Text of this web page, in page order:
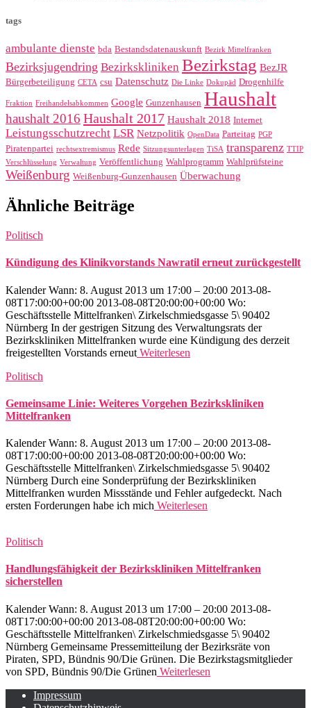
tags
ambulante dienste bda Bestandsdatenauskunft Bezirk Mittelfranken
Bezirksjugendring Bezirkskliniken Bezirkstag BezJR
Bürgerbeteiligung CETA csu Datenschutz Die Linke Dokupäd Drogenhilfe
Fraktion Freihandelsabkommen Google Gunzenhausen Haushalt
haushalt 2016 Haushalt 2017 Haushalt 2018 Internet
Leistungsschutzrecht LSR Netzpolitik OpenData Parteitag PGP
Piratenpartei rechtsextremismus Rede Sitzungsunterlagen TiSA transparenz TTIP
Verschlüsselung Verwaltung Veröffentlichung Wahlprogramm Wahlprüfsteine
Weißenburg Weißenburg-Gunzenhausen Überwachung
Ähnliche Beiträge
Politisch
Kündigung des Klinikvorstands Nawratil erneut zurückgestellt
Kalender Wann: 8. August 2013 um 17:00 – 20:00 2013-08-
08T17:00:00+00:00 2013-08-08T20:00:00+00:00 Wo:
Geschäftsstelle Mittelfranken\ Zirkelschmiedsgasse 5\ 90402
Nürnberg In der gestrigen Sitzung des Verwaltungsrats der
Bezirkskliniken Mittelfranken wurde eine Kündigung des derzeit
freigestellten Vorstands erneut Weiterlesen
Politisch
Gemeinsame Linie: Weiteres Vorgehen Bezirkskliniken
Mittelfranken
Kalender Wann: 8. August 2013 um 17:00 – 20:00 2013-08-
08T17:00:00+00:00 2013-08-08T20:00:00+00:00 Wo:
Geschäftsstelle Mittelfranken\ Zirkelschmiedsgasse 5\ 90402
Nürnberg Durch eine Sonderprüfung der Bezirkskliniken
Mittelfranken wurden Missstände und Fehler aufgedeckt. Nach
ersten Forderungen habe ich mich Weiterlesen
Politisch
Handlungsfähigkeit der Bezirkskliniken Mittelfranken
sicherstellen
Kalender Wann: 8. August 2013 um 17:00 – 20:00 2013-08-
08T17:00:00+00:00 2013-08-08T20:00:00+00:00 Wo:
Geschäftsstelle Mittelfranken\ Zirkelschmiedsgasse 5\ 90402
Nürnberg Gemeinsame Pressemitteilung der Bezirksräte von
Piraten, SPD, Bündnis 90/Die Grünen. Die Bezirkstagsmitglieder
von SPD, Bündnis 90/Die Grünen Weiterlesen
Impressum